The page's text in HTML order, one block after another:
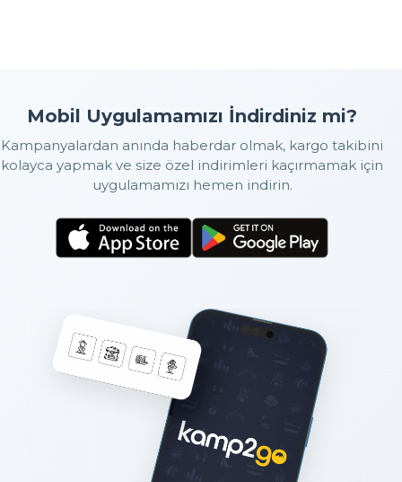
Mobil Uygulamamızı İndirdiniz mi?
Kampanyalardan anında haberdar olmak, kargo takibini
kolayca yapmak ve size özel indirimleri kaçırmamak için
uygulamamızı hemen indirin.